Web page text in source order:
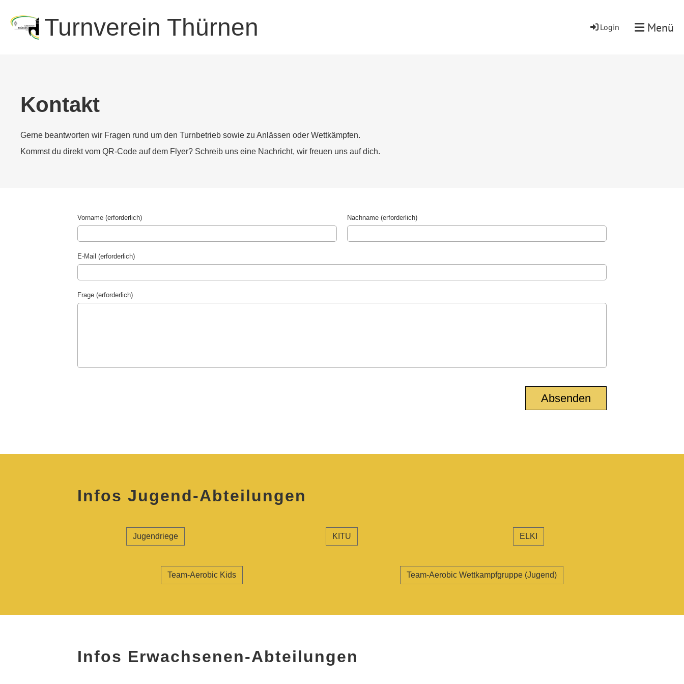
Turnverein Thürnen Login Menü
Kontakt
Gerne beantworten wir Fragen rund um den Turnbetrieb sowie zu Anlässen oder Wettkämpfen.
Kommst du direkt vom QR-Code auf dem Flyer? Schreib uns eine Nachricht, wir freuen uns auf dich.
Vorname (erforderlich) Nachname (erforderlich)
E-Mail (erforderlich)
Frage (erforderlich)
Infos Jugend-Abteilungen
Jugendriege KITU ELKI
Team-Aerobic Kids Team-Aerobic Wettkampfgruppe (Jugend)
Infos Erwachsenen-Abteilungen